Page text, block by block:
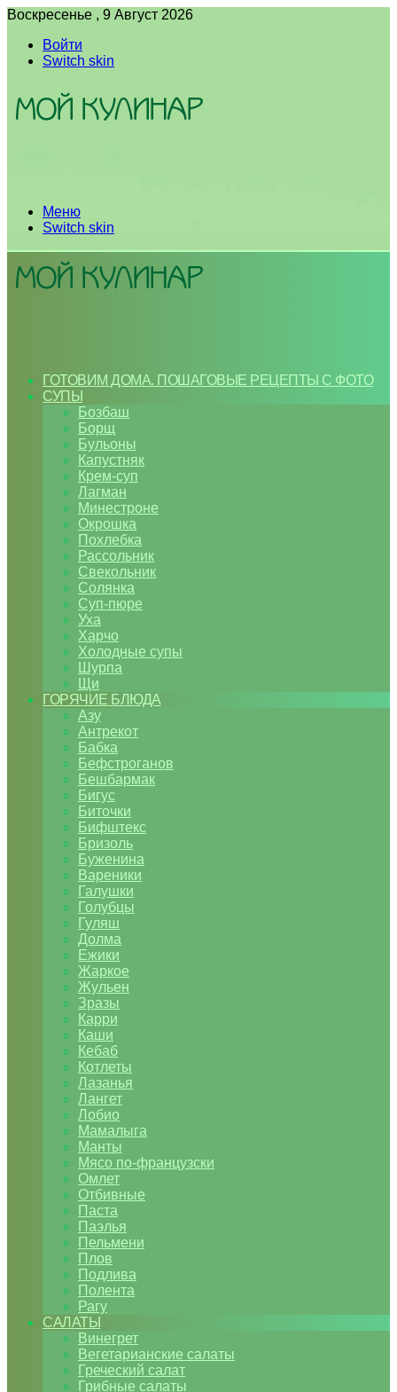
Воскресенье , 9 Август 2026
Войти
Switch skin
Меню
Switch skin
ГОТОВИМ ДОМА. ПОШАГОВЫЕ РЕЦЕПТЫ С ФОТО
СУПЫ
Бозбаш
Борщ
Бульоны
Капустняк
Крем-суп
Лагман
Минестроне
Окрошка
Похлебка
Рассольник
Свекольник
Солянка
Суп-пюре
Уха
Харчо
Холодные супы
Шурпа
Щи
ГОРЯЧИЕ БЛЮДА
Азу
Антрекот
Бабка
Бефстроганов
Бешбармак
Бигус
Биточки
Бифштекс
Бризоль
Буженина
Вареники
Галушки
Голубцы
Гуляш
Долма
Ежики
Жаркое
Жульен
Зразы
Карри
Каши
Кебаб
Котлеты
Лазанья
Лангет
Лобио
Мамалыга
Манты
Мясо по-французски
Омлет
Отбивные
Паста
Паэлья
Пельмени
Плов
Подлива
Полента
Рагу
САЛАТЫ
Винегрет
Вегетарианские салаты
Греческий салат
Грибные салаты